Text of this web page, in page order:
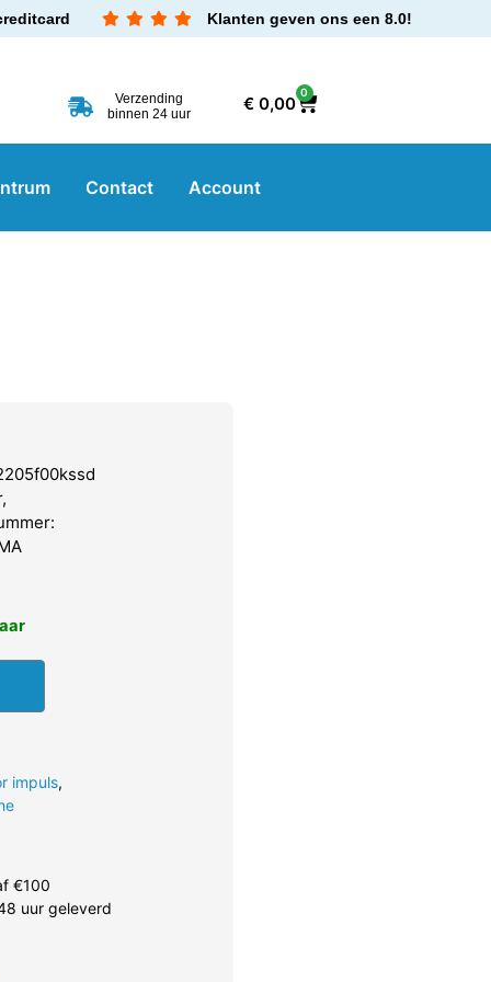
Klanten geven ons een 8.0!
Verzending
binnen 24 uur
€0,00
0
Contact Account
impuls,
€100
uur geleverd